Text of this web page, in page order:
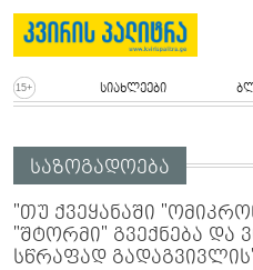
სიახლეები
საზოგადოება
"თუ ქვეყანაში
"შტორმი" გვექნება და
სწრაფად